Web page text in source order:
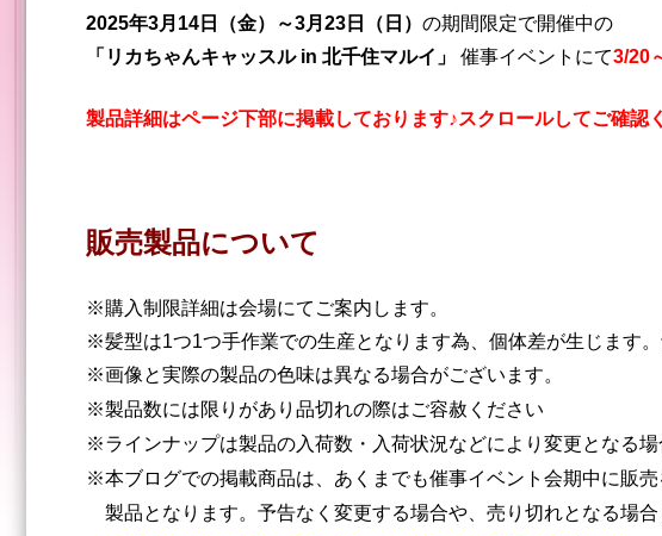
2025年3月14日（金）～3月23日（日） の期間限定で開催中の
「リカちゃんキャッスル in 北千住マルイ」
催事イベントにて3/20
製品詳細はページ下部に掲載しております♪スクロールしてご確認
販売製品について
※購入制限詳細は会場にてご案内します。
※髪型は1つ1つ手作業での生産となります為、個体差が生じます。
※画像と実際の製品の色味は異なる場合がございます。
※製品数には限りがあり品切れの際はご容赦ください
※ラインナップは製品の入荷数・入荷状況などにより変更となる場
※本ブログでの掲載商品は、あくまでも催事イベント会期中に販売
製品となります。 予告なく変更する場合や、売り切れとなる場